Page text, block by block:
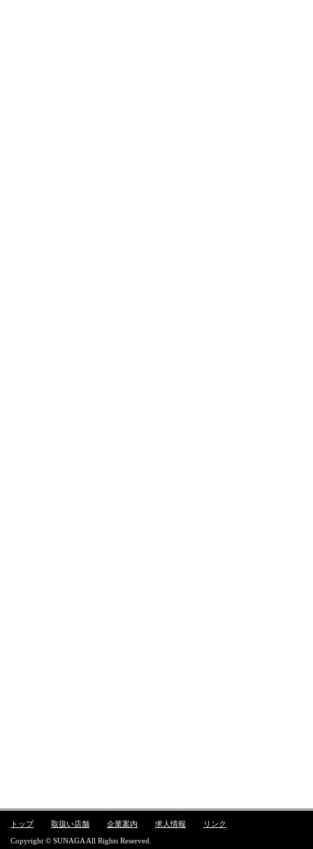
トップ 取扱い店舗 企業案内 求人情報
リンク
Copyright © SUNAGA All Rights Reserved.